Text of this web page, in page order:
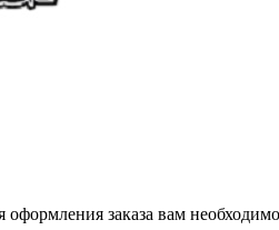
оформления заказа вам